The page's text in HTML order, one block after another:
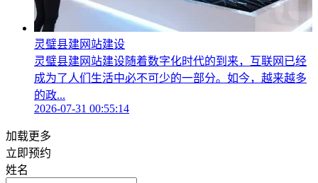
灵璧县建网站建设
灵璧县建网站建设随着数字化时代的到来，互联网已经
成为了人们生活中必不可少的一部分。如今，越来越多
的政...
2026-07-31 00:55:14
加载更多
立即预约
姓名